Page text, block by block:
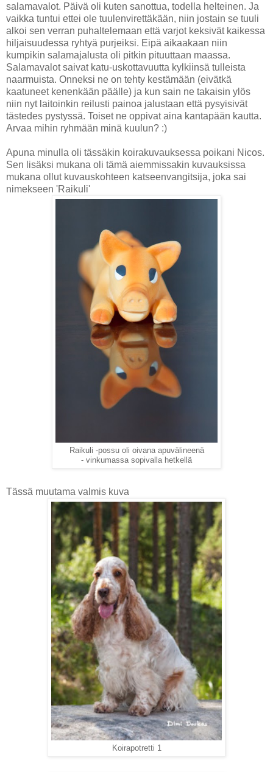
salamavalot. Päivä oli kuten sanottua, todella helteinen. Ja
vaikka tuntui ettei ole tuulenvirettäkään, niin jostain se tuuli
alkoi sen verran puhaltelemaan että varjot keksivät kaikessa
hiljaisuudessa ryhtyä purjeiksi. Eipä aikaakaan niin
kumpikin salamajalusta oli pitkin pituuttaan maassa.
Salamavalot saivat katu-uskottavuutta kylkiinsä tulleista
naarmuista. Onneksi ne on tehty kestämään (eivätkä
kaatuneet kenenkään päälle) ja kun sain ne takaisin ylös
niin nyt laitoinkin reilusti painoa jalustaan että pysyisivät
tästedes pystyssä. Toiset ne oppivat aina kantapään kautta.
Arvaa mihin ryhmään minä kuulun? :)
Apuna minulla oli tässäkin koirakuvauksessa poikani Nicos.
Sen lisäksi mukana oli tämä aiemmissakin kuvauksissa
mukana ollut kuvauskohteen katseenvangitsija, joka sai
nimekseen 'Raikuli'
Raikuli -possu oli oivana apuvälineenä
- vinkumassa sopivalla hetkellä
Tässä muutama valmis kuva
Koirapotretti 1